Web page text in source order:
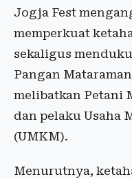
Jogja Fest
memperkuat
sekaligus
Pangan
melibatkan Petani
dan pelaku Usaha
(UMKM).
Menurutnya,